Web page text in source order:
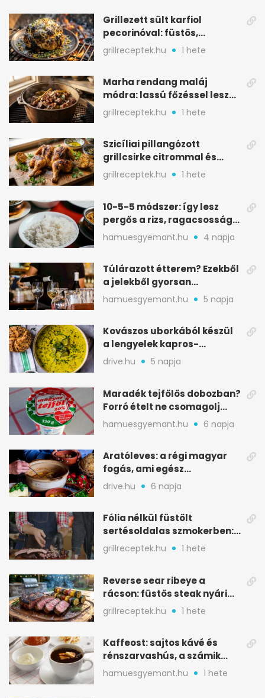
Grillezett sült karfiol
pecorinóval: füstös,
karamellizált nyári kedvenc
grillreceptek.hu 1 hete
Marha rendang maláj
módra: lassú főzéssel lesz
igazán szaftos
grillreceptek.hu 1 hete
Szicíliai pillangózott
grillcsirke citrommal és
oregánóval
grillreceptek.hu 1 hete
10-5-5 módszer: így lesz
pergős a rizs, ragacsosság
nélkül
hamuesgyemant.hu 4 napja
Túlárazott étterem? Ezekből
a jelekből gyorsan
észreveheted
hamuesgyemant.hu 5 napja
Kovászos uborkából készül
a lengyelek kapros-
savanykás levese
drive.hu 5 napja
Maradék tejfölös dobozban?
Forró ételt ne csomagolj
ilyen tégelybe
hamuesgyemant.hu 6 napja
Aratóleves: a régi magyar
fogás, ami egész
csapatokat jóllakatott
drive.hu 6 napja
Fólia nélkül füstölt
sertésoldalas szmokerben:
ropogós bark, 6 óra
grillreceptek.hu 1 hete
Reverse sear ribeye a
rácson: füstös steak nyári
tökkebabbal
grillreceptek.hu 1 hete
Kaffeost: sajtos kávé és
rénszarvashús, a számik
melegítő itala
hamuesgyemant.hu 1 hete